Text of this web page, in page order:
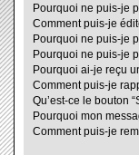
Pourquoi ne puis-je
Comment puis-je
Pourquoi ne puis-je
Pourquoi ne puis-je
Pourquoi ai-je reçu
Comment puis-je
Qu’est-ce le bouton
Pourquoi mon
Comment puis-je